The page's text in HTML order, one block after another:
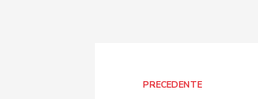
PRECEDENTE